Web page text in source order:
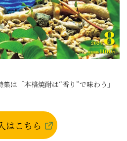
は「本格焼酎は“香り”で味わう」
はこちら